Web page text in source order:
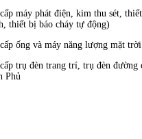
máy phát điện, kim thu sét,
thiết bị báo cháy tự động)
ống và máy năng lượng mặt
trụ đèn trang trí, trụ đèn
Phủ